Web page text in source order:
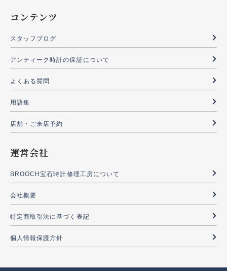
コンテンツ
スタッフブログ
アンティーク時計の保証について
よくある質問
用語集
店舗・ご来店予約
運営会社
BROOCH宝石時計修理工房について
会社概要
特定商取引法に基づく表記
個人情報保護方針